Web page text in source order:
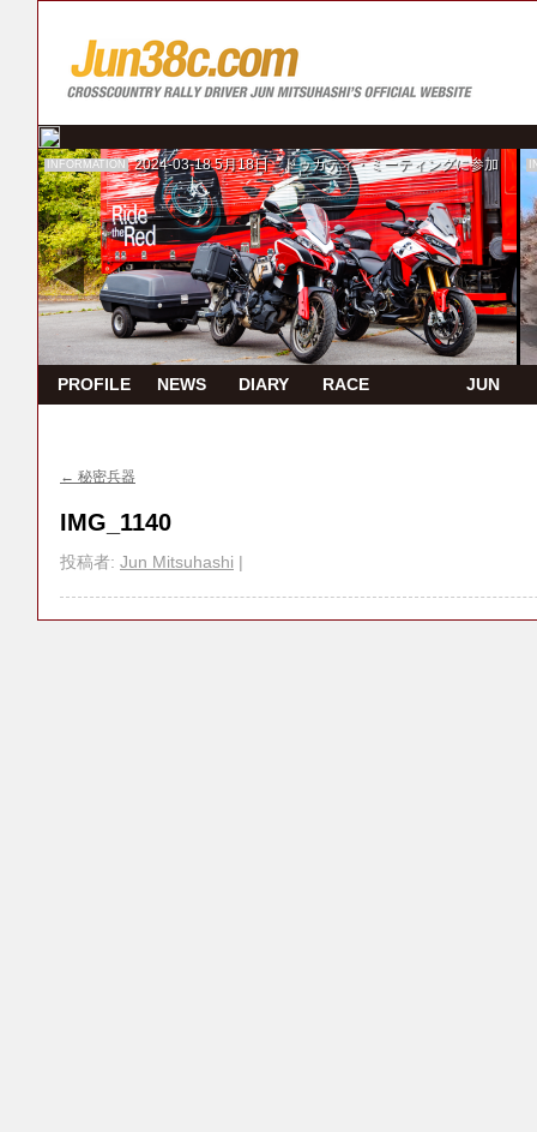
INFORMATION 2024-03-18 5月18日 ドゥカティ・ミーティングに参加
PROFILE NEWS DIARY RACE JUN
← 秘密兵器
IMG_1140
投稿者: Jun Mitsuhashi |